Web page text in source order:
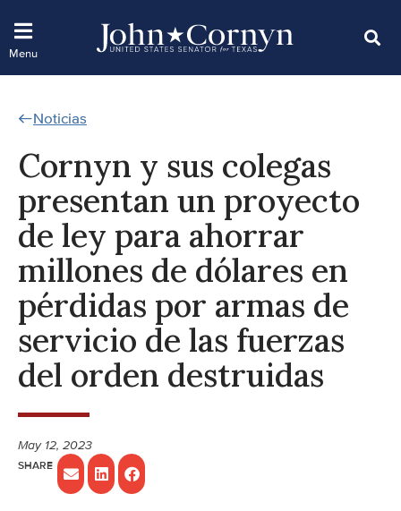
Noticias
Cornyn y sus colegas
presentan un proyecto
de ley para ahorrar
millones de dólares en
pérdidas por armas de
servicio de las fuerzas
del orden destruidas
May 12, 2023